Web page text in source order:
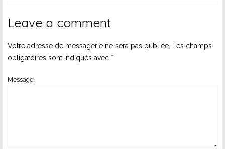
Leave a comment
Votre adresse de messagerie ne sera pas publiée.
Les champs
obligatoires sont indiqués avec *
Message: